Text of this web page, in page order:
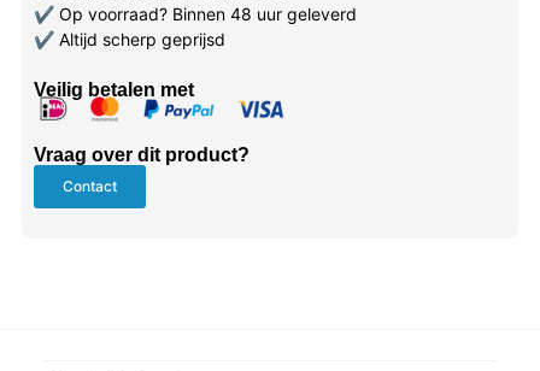
✔Op voorraad? Binnen 48 uur geleverd
✔Altijd scherp geprijsd
Veilig betalen met
Vraag over dit product?
Contact